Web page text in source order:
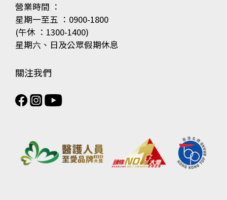
營業時間 ：
星期一至五 ：0900-1800
(午休 ：1300-1400)
星期六、日及公眾假期休息
關注我們